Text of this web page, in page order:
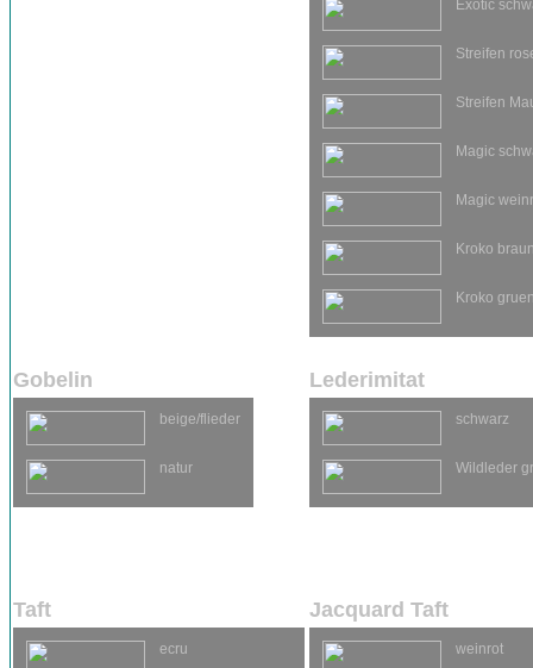
Exotic
Streifen
Streifen
Magic
Magic
Kroko
Kroko
Gobelin Lederimitat
beige/flieder
natur
schwarz
Wildleder
Taft Jacquard Taft
ecru weinrot